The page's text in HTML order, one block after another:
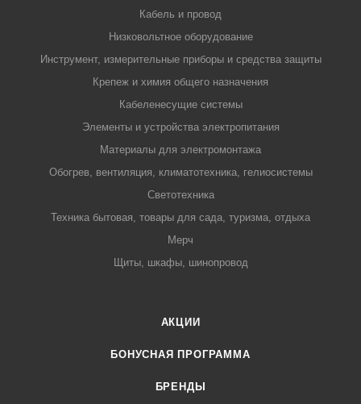
Кабель и провод
Низковольтное оборудование
Инструмент, измерительные приборы и средства защиты
Крепеж и химия общего назначения
Кабеленесущие системы
Элементы и устройства электропитания
Материалы для электромонтажа
Обогрев, вентиляция, климатотехника, гелиосистемы
Светотехника
Техника бытовая, товары для сада, туризма, отдыха
Мерч
Щиты, шкафы, шинопровод
АКЦИИ
БОНУСНАЯ ПРОГРАММА
БРЕНДЫ